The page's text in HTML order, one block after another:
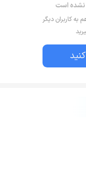
نشده است
به کاربران دیگر